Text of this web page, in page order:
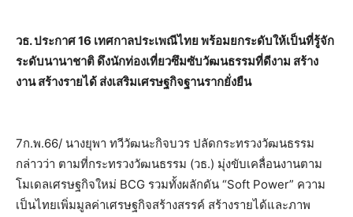
วธ. ประกาศ 16 เทศกาลประเพณีไทย พร้อมยกระดับให้เป็นที่รู้จัก
ระดับนานาชาติ ดึงนักท่องเที่ยวซึมซับวัฒนธรรมที่ดีงาม สร้าง
งาน สร้างรายได้ ส่งเสริมเศรษฐกิจฐานรากยั่งยืน
7ก.พ.66/ นางยุพา ทวีวัฒนะกิจบวร ปลัดกระทรวงวัฒนธรรม
กล่าวว่า ตามที่กระทรวงวัฒนธรรม (วธ.) มุ่งขับเคลื่อนงานตาม
โมเดลเศรษฐกิจใหม่ BCG รวมทั้งผลักดัน “Soft Power” ความ
เป็นไทยเพิ่มมูลค่าเศรษฐกิจสร้างสรรค์ สร้างรายได้และภาพ